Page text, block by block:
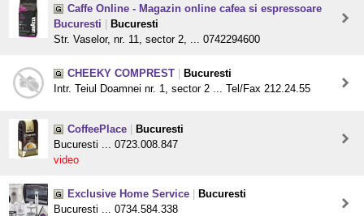
Caffe Online - Magazin online cafea si espressoare
Bucuresti
Bucuresti
Str. Vaselor, nr. 11, sector 2, ... 0742294600
CHEEKY COMPREST
Bucuresti
Intr. Teiul Doamnei nr. 1, sector 2 ... Tel/Fax 212.24.55
CoffeePlace
Bucuresti
Bucuresti ... 0723.008.847
video
Exclusive Home Service
Bucuresti
Bucuresti ... 0734.584.338